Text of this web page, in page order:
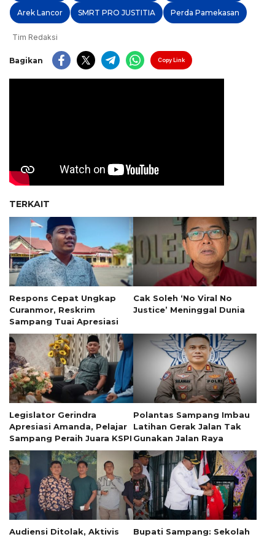
Arek Lancor SMRT PRO JUSTITIA Perda Pamekasan
Tim Redaksi
Bagikan Copy Link
TERKAIT
Respons Cepat Ungkap
Curanmor, Reskrim
Sampang Tuai Apresiasi
Cak Soleh ‘No Viral No
Justice’ Meninggal Dunia
Legislator Gerindra
Apresiasi Amanda, Pelajar
Sampang Peraih Juara KSPI
Polantas Sampang Imbau
Latihan Gerak Jalan Tak
Gunakan Jalan Raya
Audiensi Ditolak, Aktivis
Bupati Sampang: Sekolah